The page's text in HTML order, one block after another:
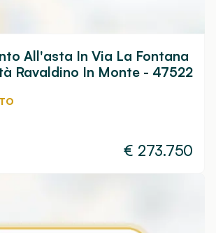
All'asta In Via La Fontana
Ravaldino In Monte - 47522
€ 273.750